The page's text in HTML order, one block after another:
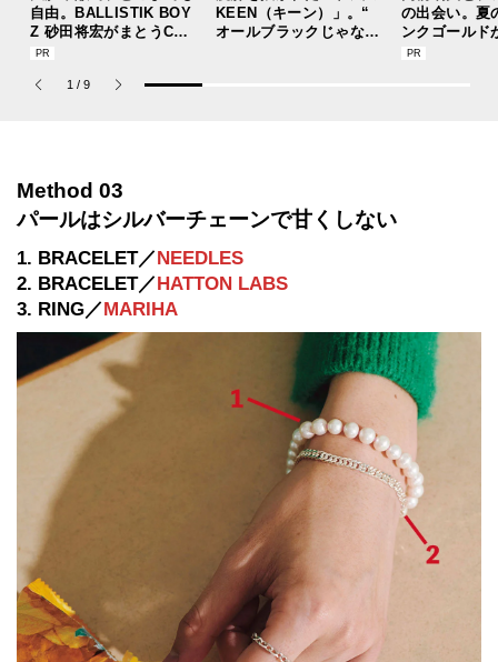
自由。BALLISTIK BOY
Z 砂田将宏がまとうCOA
CHの新作フレグランス
ナム パルファム」
KEEN（キーン）」。“
オールブラックじゃない
の出会い。夏
ンクゴールド
“SUMMER
1 / 9
Method 03
パールはシルバーチェーンで甘くしない
1. BRACELET／NEEDLES
2. BRACELET／HATTON LABS
3. RING／MARIHA